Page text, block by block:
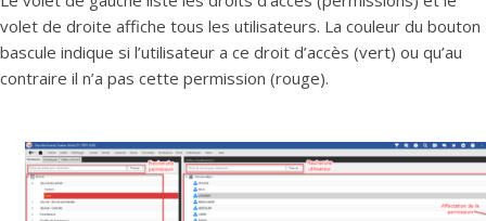
volet de droite affiche tous les utilisateurs. La couleur du bouton
bascule indique si l’utilisateur a ce droit d’accès (vert) ou qu’au
contraire il n’a pas cette permission (rouge).